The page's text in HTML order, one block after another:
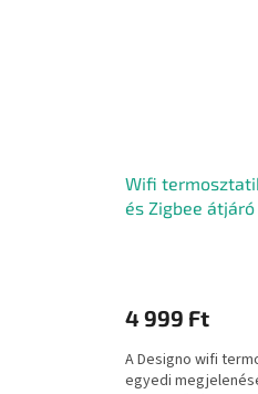
Wifi
és Zigbee
4 999 Ft
A Designo wifi
egyedi